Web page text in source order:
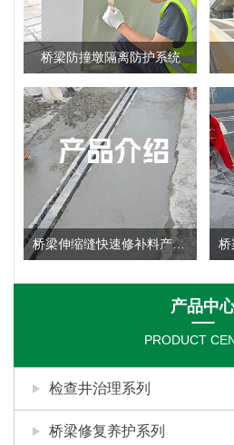
产品中
PRODUCT
检查井治理系列
桥梁修复养护系列
桥梁防撞墩隔离防护系统
桥梁伸缩缝快速修补料产品使用说明